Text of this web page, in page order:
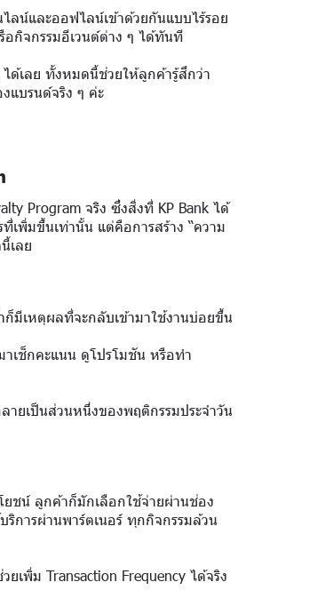
ลน์และออฟไลน์เข้าด้วยกันแบบไร้รอย
กิจกรรมอีเวนต์ต่าง ๆ ได้ทันที
ด้เลย ทั้งหมดนี้ช่วยให้ลูกค้ารู้สึกว่า
แบรนด์จริง ๆ ค่ะ
Program จริง ซึ่งสิ่งที่ KP Bank ได้
เพิ่มขึ้นเท่านั้น แต่คือการสร้าง “ความ
เลย
มีเหตุผลที่จะกลับเข้ามาใช้งานบ่อยขึ้น
าเช็กคะแนน ดูโปรโมชัน หรือทำ
ายเป็นส่วนหนึ่งของพฤติกรรมประจำวัน
ชน์ ลูกค้าก็มักเลือกใช้จ่ายผ่านช่อง
การผ่านพาร์ตเนอร์ ทุกกิจกรรมล้วน
เพิ่ม Transaction Frequency ได้จริง